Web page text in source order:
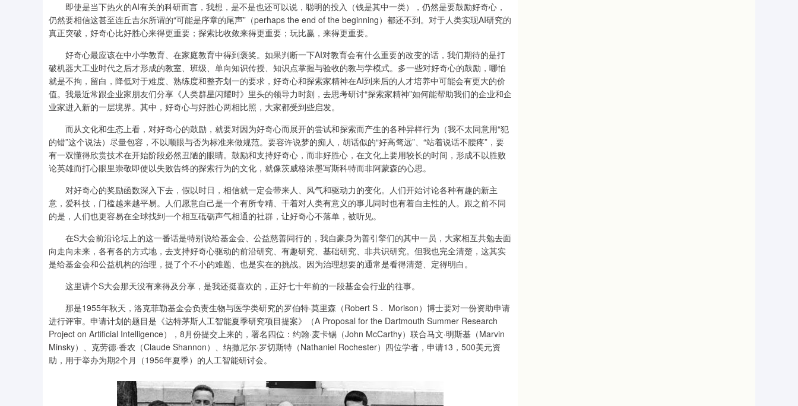
即使是当下热火的AI有关的科研而言，我想，是不是也还可以说，聪明的投入（钱是其中一类），仍然是要鼓励好奇心，
仍然要相信这甚至连丘吉尔所谓的“可能是序章的尾声”（perhaps the end of the beginning）都还不到。对于人类实现AI研究的
真正突破，好奇心比好胜心来得更重要；探索比收敛来得更重要；玩比赢，来得更重要。
好奇心最应该在中小学教育、在家庭教育中得到褒奖。如果判断一下AI对教育会有什么重要的改变的话，我们期待的是打
破机器大工业时代之后才形成的教室、班级、单向知识传授、知识点掌握与验收的教与学模式。多一些对好奇心的鼓励，哪怕
就是不拘，留白，降低对于难度、熟练度和整齐划一的要求，好奇心和探索家精神在AI到来后的人才培养中可能会有更大的价
值。我最近常跟企业家朋友们分享《人类群星闪耀时》里头的领导力时刻，去思考研讨“探索家精神”如何能帮助我们的企业和企
业家进入新的一层境界。其中，好奇心与好胜心两相比照，大家都受到些启发。
而从文化和生态上看，对好奇心的鼓励，就要对因为好奇心而展开的尝试和探索而产生的各种异样行为（我不太同意用“犯
的错”这个说法）尽量包容，不以顺眼与否为标准来做规范。要容许说梦的痴人，胡话似的“好高骛远”、“站着说话不腰疼”，要
有一双懂得欣赏技术在开始阶段必然丑陋的眼睛。鼓励和支持好奇心，而非好胜心，在文化上要用较长的时间，形成不以胜败
论英雄而打心眼里崇敬即使以失败告终的探索行为的文化，就像茨威格浓墨写斯科特而非阿蒙森的心思。
对好奇心的奖励函数深入下去，假以时日，相信就一定会带来人、风气和驱动力的变化。人们开始讨论各种有趣的新主
意，爱科技，门槛越来越平易。人们愿意自己是一个有所专精、干着对人类有意义的事儿同时也有着自主性的人。跟之前不同
的是，人们也更容易在全球找到一个相互砥砺声气相通的社群，让好奇心不落单，被听见。
在S大会前沿论坛上的这一番话是特别说给基金会、公益慈善同行的，我自豪身为善引擎们的其中一员，大家相互共勉去面
向走向未来，各有各的方式地，去支持好奇心驱动的前沿研究、有趣研究、基础研究、非共识研究。但我也完全清楚，这其实
是给基金会和公益机构的治理，提了个不小的难题、也是实在的挑战。因为治理想要的通常是看得清楚、定得明白。
这里讲个S大会那天没有来得及分享，是我还挺喜欢的，正好七十年前的一段基金会行业的往事。
那是1955年秋天，洛克菲勒基金会负责生物与医学类研究的罗伯特·莫里森（Robert S． Morison）博士要对一份资助申请
进行评审。申请计划的题目是《达特茅斯人工智能夏季研究项目提案》（A Proposal for the Dartmouth Summer Research
Project on Artificial Intelligence），8月份提交上来的，署名四位：约翰·麦卡锡（John McCarthy）联合马文·明斯基（Marvin
Minsky）、克劳德·香农（Claude Shannon）、纳撒尼尔·罗切斯特（Nathaniel Rochester）四位学者，申请13，500美元资
助，用于举办为期2个月（1956年夏季）的人工智能研讨会。